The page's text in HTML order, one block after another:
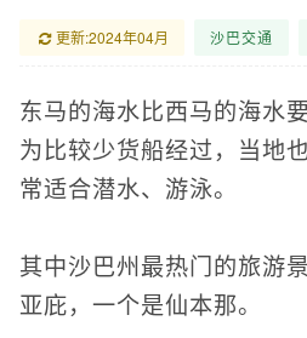
更新:2024年04月 沙巴交通
东马的海水比西马的海水
为比较少货船经过，当地
常适合潜水、游泳。
其中沙巴州最热门的旅游
亚庇，一个是仙本那。